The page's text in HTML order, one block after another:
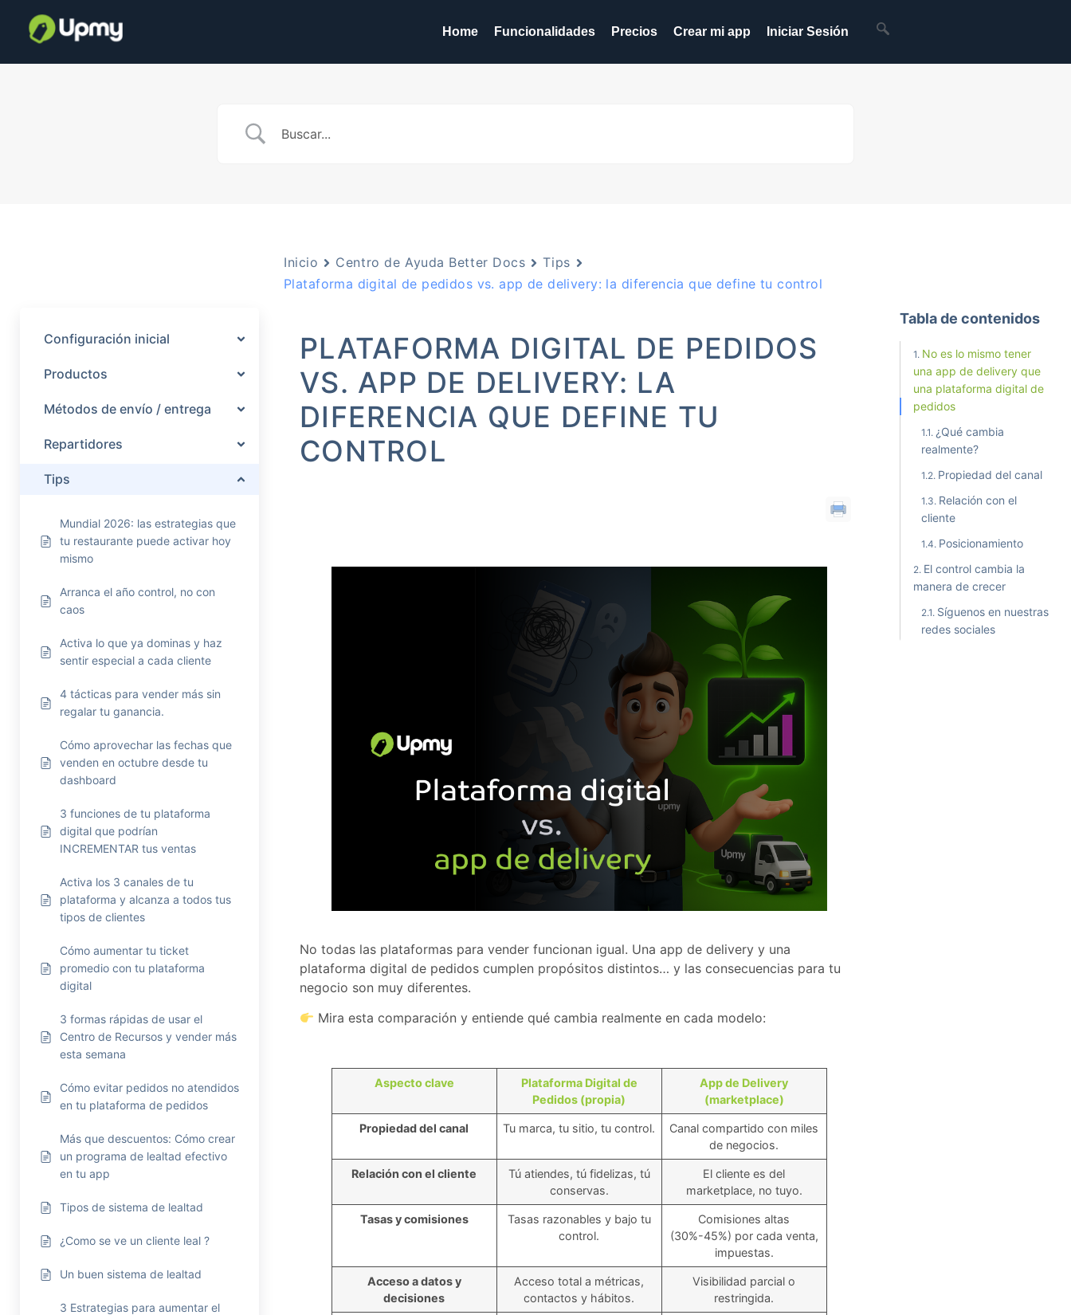
Home Funcionalidades Precios Crear mi app Iniciar Sesión
Configuración inicial
Productos
Métodos de envío / entrega
Repartidores
Tips
Mundial 2026: las estrategias que
tu restaurante puede activar hoy
mismo
Arranca el año control, no con
caos
Activa lo que ya dominas y haz
sentir especial a cada cliente
4 tácticas para vender más sin
regalar tu ganancia.
Cómo aprovechar las fechas que
venden en octubre desde tu
dashboard
3 funciones de tu plataforma
digital que podrían
INCREMENTAR tus ventas
Activa los 3 canales de tu
plataforma y alcanza a todos tus
tipos de clientes
Cómo aumentar tu ticket
promedio con tu plataforma
digital
3 formas rápidas de usar el
Centro de Recursos y vender más
esta semana
Cómo evitar pedidos no atendidos
en tu plataforma de pedidos
Más que descuentos: Cómo crear
un programa de lealtad efectivo
en tu app
Tipos de sistema de lealtad
¿Como se ve un cliente leal ?
Un buen sistema de lealtad
3 Estrategias para aumentar el
Inicio Centro de Ayuda Better Docs
Tips
Plataforma digital de pedidos vs. app de delivery: la diferencia que define tu control
PLATAFORMA DIGITAL DE PEDIDOS
VS. APP DE DELIVERY: LA
DIFERENCIA QUE DEFINE TU
CONTROL
No todas las plataformas para vender funcionan igual. Una app de delivery y una
plataforma digital de pedidos cumplen propósitos distintos… y las consecuencias para tu
negocio son muy diferentes.
Mira esta comparación y entiende qué cambia realmente en cada modelo:
Aspecto clave
Plataforma Digital de
Pedidos (propia)
App de Delivery
(marketplace)
Propiedad del canal Tu marca, tu sitio, tu control.
Canal compartido con miles
de negocios.
Relación con el cliente
Tú atiendes, tú fidelizas, tú
conservas.
El cliente es del
marketplace, no tuyo.
Tasas y comisiones
Tasas razonables y bajo tu
control.
Comisiones altas
(30%-45%) por cada venta,
impuestas.
Acceso a datos y
decisiones
Acceso total a métricas,
contactos y hábitos.
Visibilidad parcial o
restringida.
Tabla de contenidos
No es lo mismo tener
una app de delivery que
una plataforma digital de
pedidos
¿Qué cambia
realmente?
Propiedad del canal
Relación con el
cliente
Posicionamiento
El control cambia la
manera de crecer
Síguenos en nuestras
redes sociales